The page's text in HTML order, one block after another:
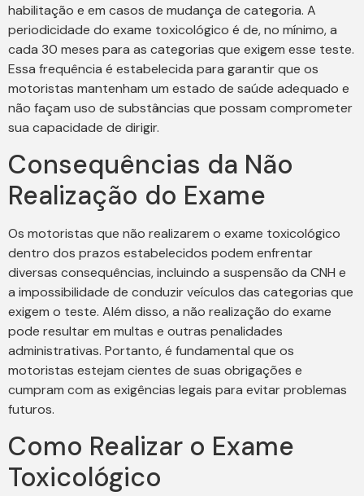
habilitação e em casos de mudança de categoria. A
periodicidade do exame toxicológico é de, no mínimo, a
cada 30 meses para as categorias que exigem esse teste.
Essa frequência é estabelecida para garantir que os
motoristas mantenham um estado de saúde adequado e
não façam uso de substâncias que possam comprometer
sua capacidade de dirigir.
Consequências da Não
Realização do Exame
Os motoristas que não realizarem o exame toxicológico
dentro dos prazos estabelecidos podem enfrentar
diversas consequências, incluindo a suspensão da CNH e
a impossibilidade de conduzir veículos das categorias que
exigem o teste. Além disso, a não realização do exame
pode resultar em multas e outras penalidades
administrativas. Portanto, é fundamental que os
motoristas estejam cientes de suas obrigações e
cumpram com as exigências legais para evitar problemas
futuros.
Como Realizar o Exame
Toxicológico